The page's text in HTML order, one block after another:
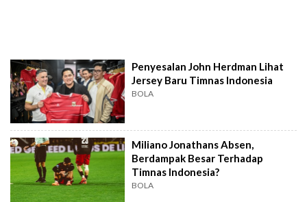
Penyesalan John Herdman Lihat
Jersey Baru Timnas Indonesia
BOLA
Miliano Jonathans Absen,
Berdampak Besar Terhadap
Timnas Indonesia?
BOLA